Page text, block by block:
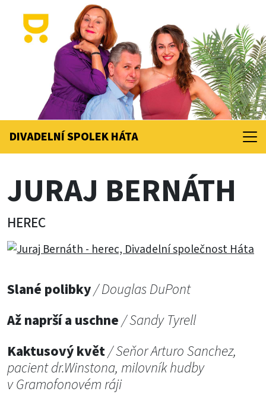
DIVADELNÍ SPOLEKHÁTA
JURAJ BERNÁTH
HEREC
Slané polibky/ Douglas DuPont
Až naprší a uschne/ Sandy Tyrell
Kaktusový květ/ Seňor Arturo Sanchez,
pacient dr.Winstona, milovník hudby
v Gramofonovém ráji